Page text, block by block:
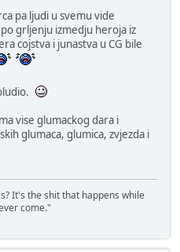
pa ljudi u svemu vide
grljenju izmedju heroja iz
cojstva i junastva u CG bile
vise glumackog dara i
glumaca, glumica, zvjezda i
It's the shit that happens while
come."